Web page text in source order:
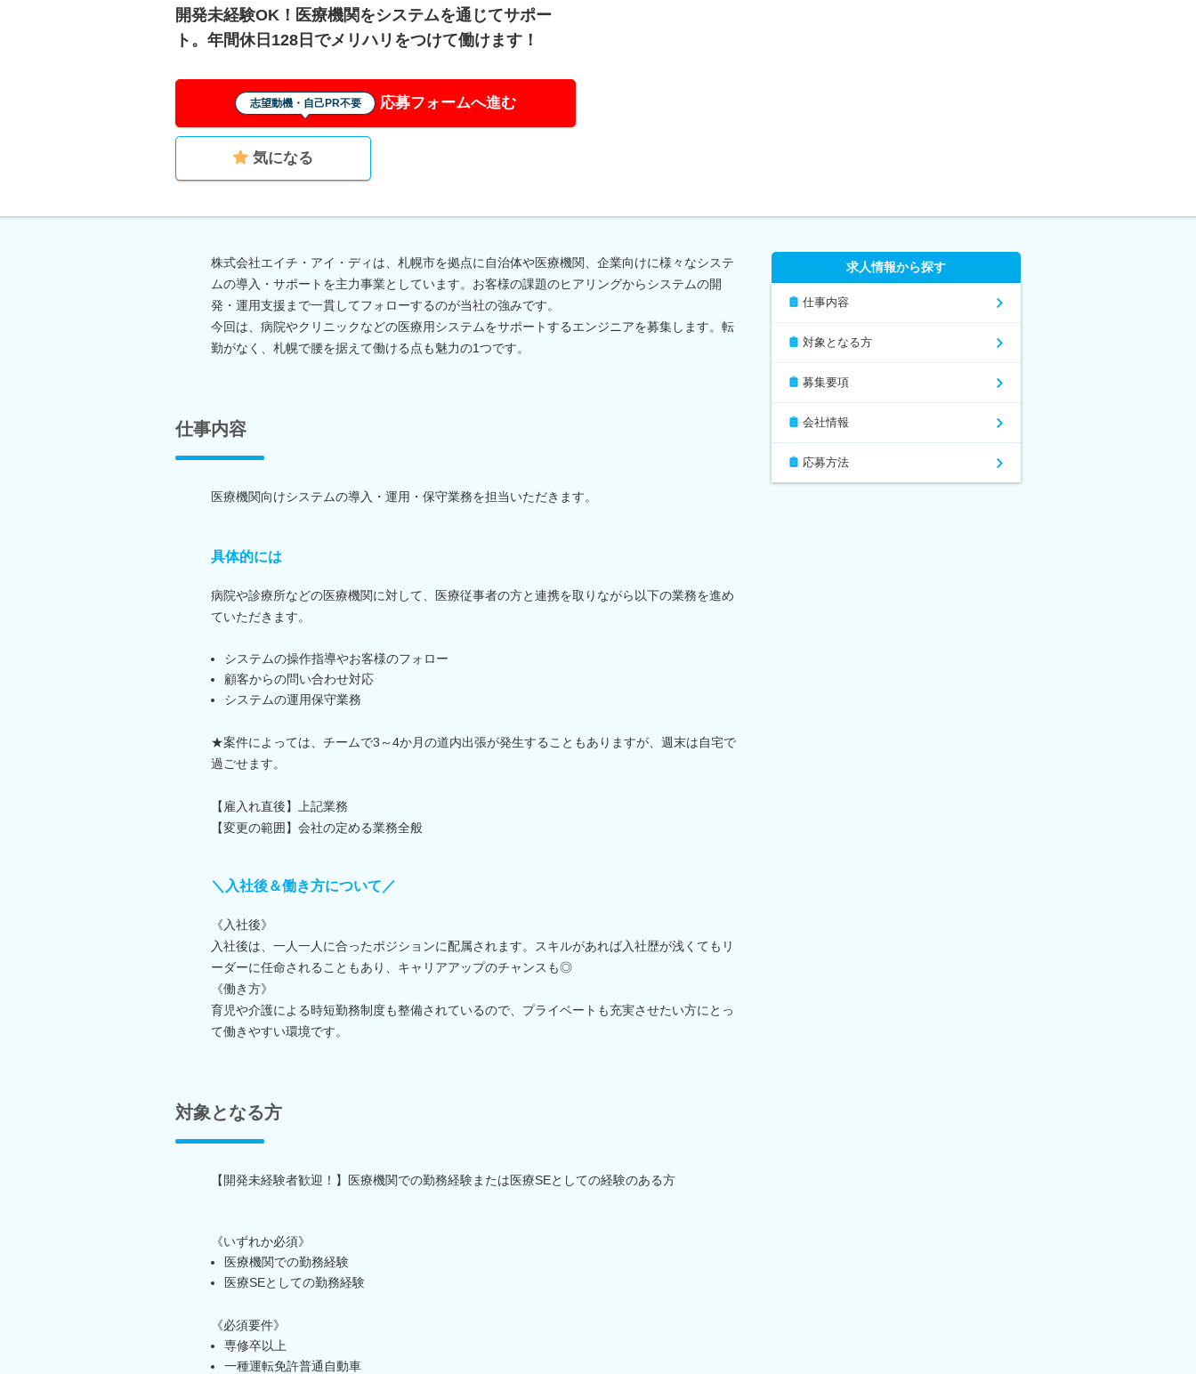
開発未経験OK！医療機関をシステムを通じてサポー
ト。年間休日128日でメリハリをつけて働けます！
志望動機・自己PR不要 応募フォームへ進む
気になる
株式会社エイチ・アイ・ディは、札幌市を拠点に自治体や医療機関、企業向けに様々なシステ
ムの導入・サポートを主力事業としています。お客様の課題のヒアリングからシステムの開
発・運用支援まで一貫してフォローするのが当社の強みです。
今回は、病院やクリニックなどの医療用システムをサポートするエンジニアを募集します。転
勤がなく、札幌で腰を据えて働ける点も魅力の1つです。
仕事内容
医療機関向けシステムの導入・運用・保守業務を担当いただきます。
具体的には
病院や診療所などの医療機関に対して、医療従事者の方と連携を取りながら以下の業務を進め
ていただきます。
システムの操作指導やお客様のフォロー
顧客からの問い合わせ対応
システムの運用保守業務
★案件によっては、チームで3～4か月の道内出張が発生することもありますが、週末は自宅で
過ごせます。
【雇入れ直後】上記業務
【変更の範囲】会社の定める業務全般
＼入社後＆働き方について／
《入社後》
入社後は、一人一人に合ったポジションに配属されます。スキルがあれば入社歴が浅くてもリ
ーダーに任命されることもあり、キャリアアップのチャンスも◎
《働き方》
育児や介護による時短勤務制度も整備されているので、プライベートも充実させたい方にとっ
て働きやすい環境です。
対象となる方
【開発未経験者歓迎！】医療機関での勤務経験または医療SEとしての経験のある方
《いずれか必須》
医療機関での勤務経験
医療SEとしての勤務経験
《必須要件》
専修卒以上
一種運転免許普通自動車
求人情報から探す
仕事内容
対象となる方
募集要項
会社情報
応募方法